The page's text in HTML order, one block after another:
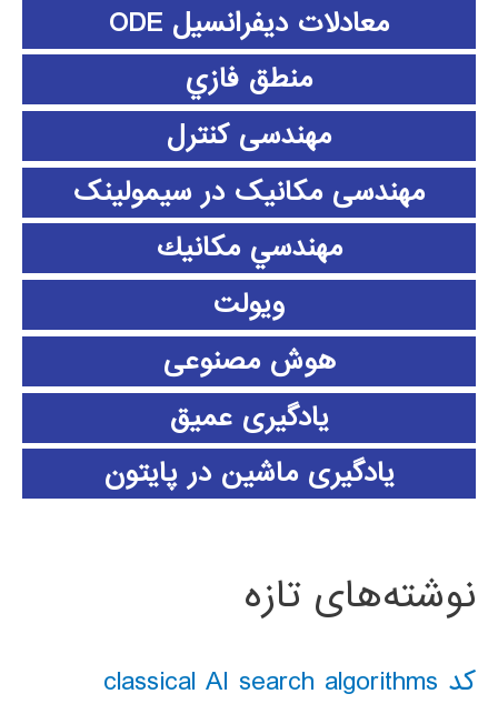
معادلات دیفرانسیل ODE
منطق فازي
مهندسی کنترل
مهندسی مکانیک در سیمولینک
مهندسي مكانيك
ویولت
هوش مصنوعی
یادگیری عمیق
یادگیری ماشین در پایتون
نوشته‌های تازه
کد classical AI search algorithms